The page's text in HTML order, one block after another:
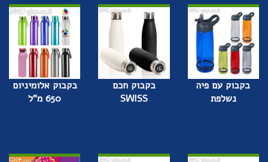
בקבוק עם פיה
נשלפת
בקבוק חכם
SWISS
בקבוק אלומיניום
650 מ"ל